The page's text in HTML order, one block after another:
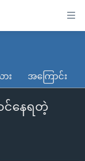
း အကြောင်း
င်နေရတဲ့